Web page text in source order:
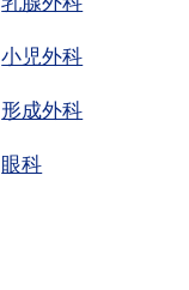
小児外科
形成外科
眼科